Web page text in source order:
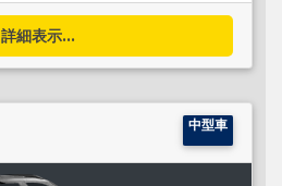
詳細表示...
中型車